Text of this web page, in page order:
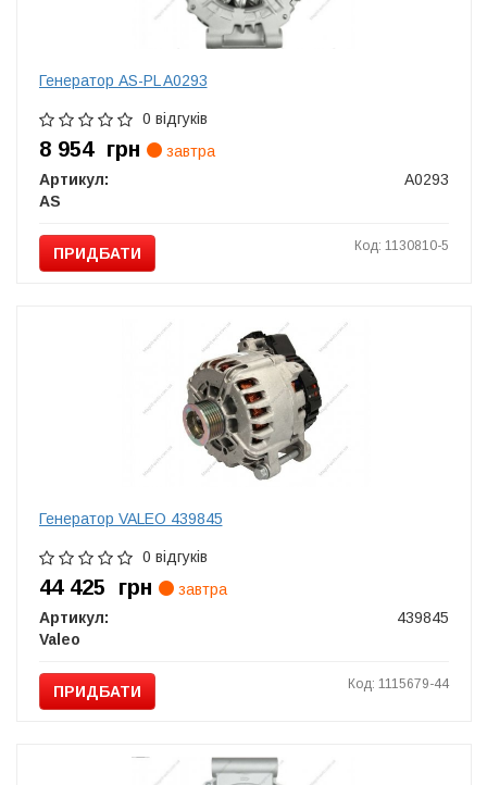
Генератор AS-PL A0293
0 відгуків
8 954 грн
завтра
Артикул:
A0293
AS
ПРИДБАТИ Код: 1130810-5
Генератор VALEO 439845
0 відгуків
44 425 грн
завтра
Артикул:
439845
Valeo
ПРИДБАТИ Код: 1115679-44